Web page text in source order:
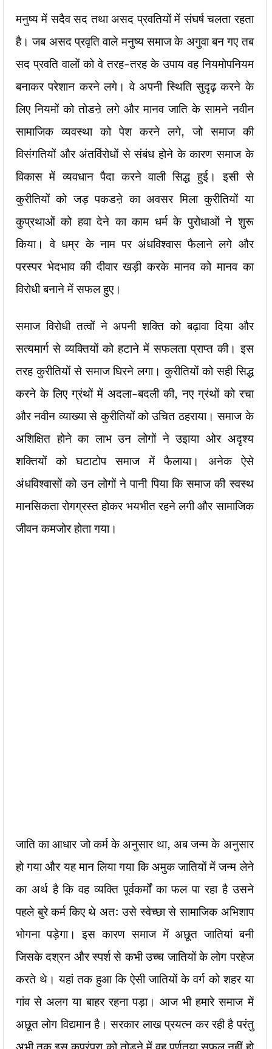
मनुष्य में सदैव सद तथा असद प्रवतियों में संघर्ष चलता रहता
है। जब असद प्रवृति वाले मनुष्य समाज के अगुवा बन गए तब
सद प्रवति वालों को वे तरह-तरह के उपाय वह नियमोपनियम
बनाकर परेशान करने लगे। वे अपनी स्थिति सुदृढ़ करने के
लिए नियमों को तोडऩे लगे और मानव जाति के सामने नवीन
सामाजिक व्यवस्था को पेश करने लगे, जो समाज की
विसंगतियों और अंतर्विरोधों से संबंध होने के कारण समाज के
विकास में व्यवधान पैदा करने वाली सिद्ध हुई। इसी से
कुरीतियों को जड़ पकडऩे का अवसर मिला कुरीतियों या
कुप्रथाओं को हवा देने का काम धर्म के पुरोधाओं ने शुरू
किया। वे धम्र के नाम पर अंधविश्वास फैलाने लगे और
परस्पर भेदभाव की दीवार खड़ी करके मानव को मानव का
विरोधी बनाने में सफल हुए।
समाज विरोधी तत्वों ने अपनी शक्ति को बढ़ावा दिया और
सत्यमार्ग से व्यक्तियों को हटाने में सफलता प्राप्त की। इस
तरह कुरीतियों से समाज घिरने लगा। कुरीतियों को सही सिद्ध
करने के लिए ग्रंथों में अदला-बदली की, नए ग्रंथों को रचा
और नवीन व्याख्या से कुरीतियों को उचित ठहराया। समाज के
अशिक्षित होने का लाभ उन लोगों ने उइाया ओर अदृश्य
शक्तियों को घटाटोप समाज में फैलाया। अनेक ऐसे
अंधविश्वासों को उन लोगों ने पानी पिया कि समाज की स्वस्थ
मानसिकता रोगग्रस्त होकर भयभीत रहने लगी और सामाजिक
जीवन कमजोर होता गया।
जाति का आधार जो कर्म के अनुसार था, अब जन्म के अनुसार
हो गया और यह मान लिया गया कि अमुक जातियों में जन्म लेने
का अर्थ है कि वह व्यक्ति पूर्वकर्मों का फल पा रहा है उसने
पहले बुरे कर्म किए थे अत: उसे स्वेच्छा से सामाजिक अभिशाप
भोगना पड़ेगा। इस कारण समाज में अछूत जातियां बनी
जिसके दश्रन और स्पर्श से कभी उच्च जातियों के लोग परहेज
करते थे। यहां तक हुआ कि ऐसी जातियों के वर्ग को शहर या
गांव से अलग या बाहर रहना पड़ा। आज भी हमारे समाज में
अछूत लोग विद्यमान है। सरकार लाख प्रयत्न कर रही है परंतु